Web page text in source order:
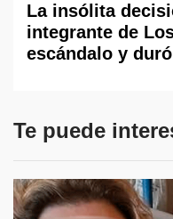
La insólita
integrante de
escándalo y
Te puede